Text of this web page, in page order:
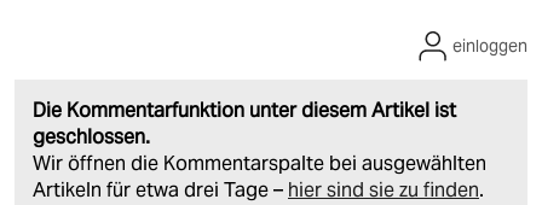
Die Kommentarfunktion unter diesem Artikel ist
geschlossen.
Wir öffnen die Kommentarspalte bei ausgewählten
Artikeln für etwa drei Tage – hier sind sie zu finden.
einloggen